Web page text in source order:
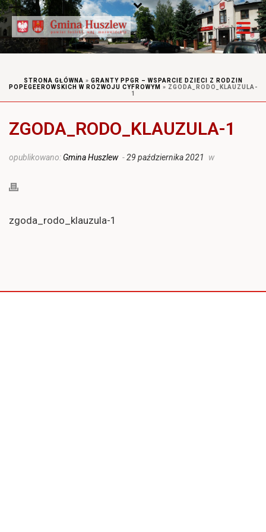
STRONA GŁÓWNA » GRANTY PPGR – WSPARCIE DZIECI Z RODZIN
POPEGEEROWSKICH W ROZWOJU CYFROWYM » ZGODA_RODO_KLAUZULA-
1
ZGODA_RODO_KLAUZULA-1
opublikowano: Gmina Huszlew -29 października 2021 w
zgoda_rodo_klauzula-1